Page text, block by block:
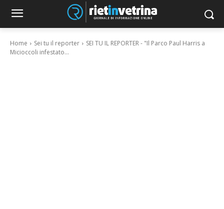
Home Sei tu il reporter
SEI TU IL REPORTER - "Il Parco Paul Harris a
Micioccoli infestato...